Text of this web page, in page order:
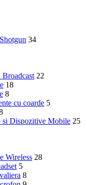
34
22
18
8
cu coarde 5
si Dispozitive Mobile 25
Wireless 28
5
8